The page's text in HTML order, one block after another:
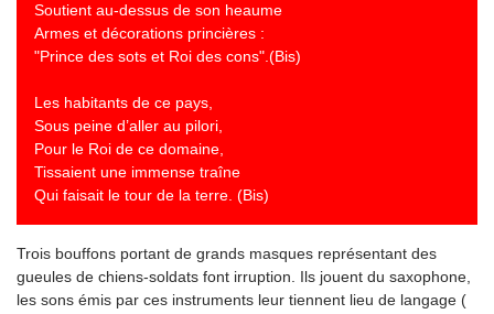
Soutient au-dessus de son heaume
Armes et décorations princières :
"Prince des sots et Roi des cons".(Bis)
Les habitants de ce pays,
Sous peine d’aller au pilori,
Pour le Roi de ce domaine,
Tissaient une immense traîne
Qui faisait le tour de la terre. (Bis)
Trois bouffons portant de grands masques représentant des
gueules de chiens-soldats font irruption. Ils jouent du saxophone,
les sons émis par ces instruments leur tiennent lieu de langage (